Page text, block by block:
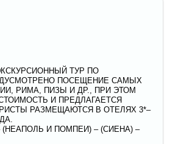
ТУР ПО
ПОСЕЩЕНИЕ САМЫХ
РИМА, ПИЗЫ И ДР., ПРИ ЭТОМ
И ПРЕДЛАГАЕТСЯ
РАЗМЕЩАЮТСЯ В ОТЕЛЯХ 3*–
И ПОМПЕИ) – (СИЕНА) –